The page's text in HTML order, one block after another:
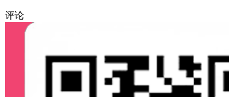
评论